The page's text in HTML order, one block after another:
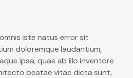
iste natus error sit
doloremque laudantium,
ipsa, quae ab illo inventore
beatae vitae dicta sunt,